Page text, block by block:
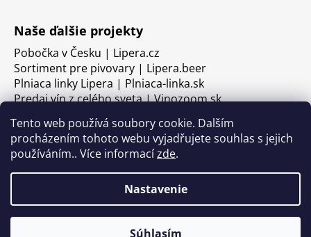
Tento web používá soubory cookie. Dalším
procházením tohoto webu vyjadřujete souhlas s jejich
používáním.. Více informacízde.
Nastavenie
Súhlasím
Naše ďalšie projekty
Pobočka v Česku | Lipera.cz
Sortiment pre pivovary | Lipera.beer
Plniaca linky Lipera | Plniaca-linka.sk
Predaj vín z celého sveta | Vinozoom.sk